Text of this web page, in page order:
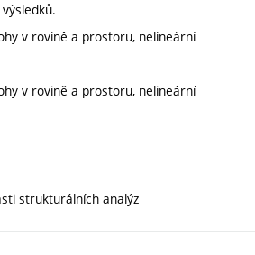
v rovině a prostoru, nelineární
v rovině a prostoru, nelineární
strukturálních analýz